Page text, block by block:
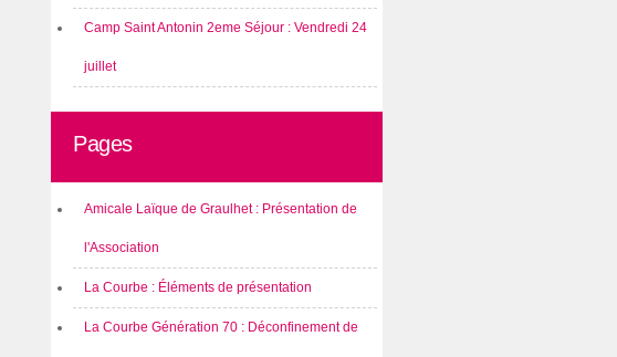
Camp Saint Antonin 2eme Séjour : Vendredi 24
juillet
Pages
Amicale Laïque de Graulhet : Présentation de
l'Association
La Courbe : Éléments de présentation
La Courbe Génération 70 : Déconfinement de